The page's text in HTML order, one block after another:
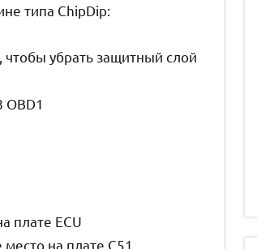
типа ChipDip:
чтобы убрать защитный слой
плате ECU
на плате C51,